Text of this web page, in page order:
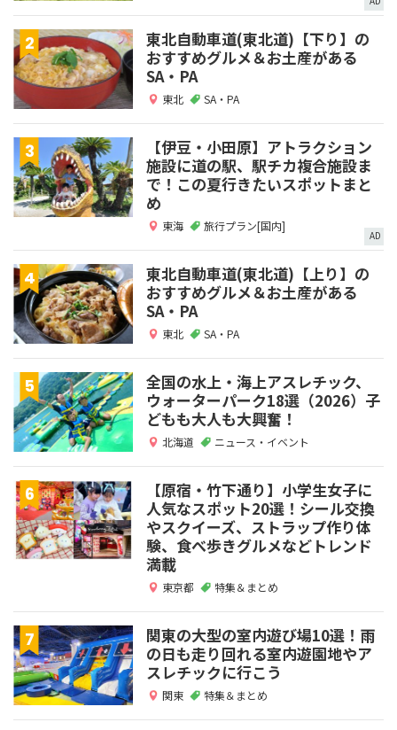
東北自動車道(東北道)【下り】の
おすすめグルメ＆お土産がある
SA・PA
東北 SA・PA
【伊豆・小田原】アトラクション
施設に道の駅、駅チカ複合施設ま
で！この夏行きたいスポットまと
め
東海 旅行プラン[国内]
AD
東北自動車道(東北道)【上り】の
おすすめグルメ＆お土産がある
SA・PA
東北 SA・PA
全国の水上・海上アスレチック、
ウォーターパーク18選（2026）子
どもも大人も大興奮！
北海道 ニュース・イベント
【原宿・竹下通り】小学生女子に
人気なスポット20選！シール交換
やスクイーズ、ストラップ作り体
験、食べ歩きグルメなどトレンド
満載
東京都 特集＆まとめ
関東の大型の室内遊び場10選！雨
の日も走り回れる室内遊園地やア
スレチックに行こう
関東 特集＆まとめ